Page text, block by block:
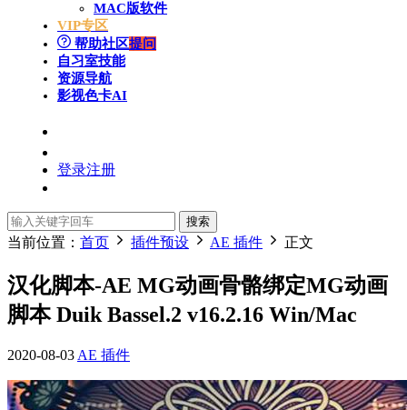
MAC版软件
VIP专区
帮助社区提问
自习室技能
资源导航
影视色卡AI
登录注册
搜索
当前位置： 首页 插件预设 AE 插件 正文
汉化脚本-AE MG动画骨骼绑定MG动画
脚本 Duik Bassel.2 v16.2.16 Win/Mac
2020-08-03AE 插件